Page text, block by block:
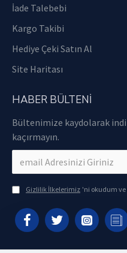
İade Talebebi
Kargo Takibi
Hediye Çeki Satın Al
Site Haritası
HABER BÜLTENI
Bültenimize kaydolarak
kaçırmayın.
Gizlilik İlkelerimiz 'ni okudum